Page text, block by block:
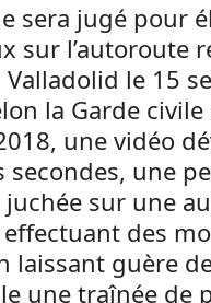
sera jugé pour
sur l’autoroute
Valladolid le 15
la Garde
une vidéo
secondes, une
sur une
des
laissant guère
une traînée de